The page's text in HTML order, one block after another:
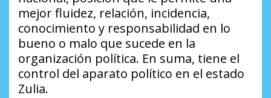
mejor fluidez, relación, incidencia,
conocimiento y responsabilidad en lo
bueno o malo que sucede en la
organización política. En suma, tiene el
control del aparato político en el estado
Zulia.